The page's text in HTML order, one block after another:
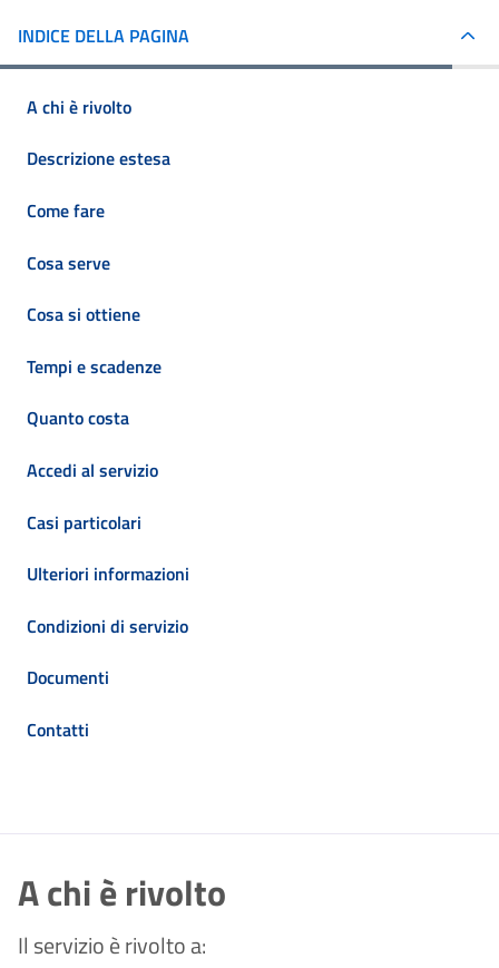
INDICE DELLA PAGINA
A chi è rivolto
Descrizione estesa
Come fare
Cosa serve
Cosa si ottiene
Tempi e scadenze
Quanto costa
Accedi al servizio
Casi particolari
Ulteriori informazioni
Condizioni di servizio
Documenti
Contatti
A chi è rivolto
Il servizio è rivolto a: